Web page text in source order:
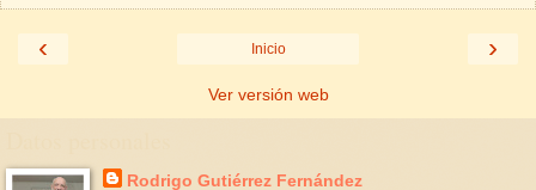
‹ ›
Inicio
Ver versión web
Rodrigo Gutiérrez Fernández